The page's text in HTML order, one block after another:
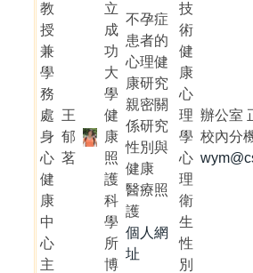
教
授
兼
學
務
處
身
心
健
康
中
心
主
王
郁
茗
立
成
功
大
學
健
康
照
護
科
學
所
博
不孕症
患者的
心理健
康研究
親密關
係研究
性別與
健康
醫療照
護
個人網
址
技
術
健
康
心
理
學
心
理
衛
生
性
別
辦公室
校內分